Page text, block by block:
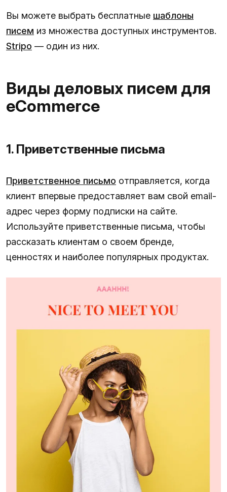
Вы можете выбрать бесплатные шаблоны
писем из множества доступных инструментов.
Stripo — один из них.
Виды деловых писем для
eCommerce
1. Приветственные письма
Приветственное письмо отправляется, когда
клиент впервые предоставляет вам свой email-
адрес через форму подписки на сайте.
Используйте приветственные письма, чтобы
рассказать клиентам о своем бренде,
ценностях и наиболее популярных продуктах.